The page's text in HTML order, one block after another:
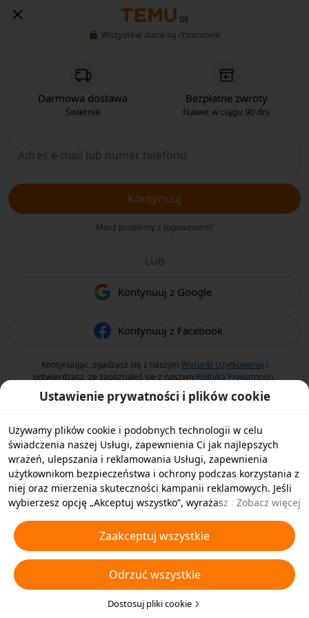
DE
Wszystkie dane są chronione
Darmowa dostawa
Świetnie
Bezpłatne zwroty
Nawet w ciągu 90 dni
Kontynuuj
Masz problemy z logowaniem?
LUB
Kontynuuj z Google
Kontynuuj z Facebook
Kontynuując, zgadzasz się z naszym Warunki Użytkowania i
potwierdzasz, że zapoznałeś się z naszym Polityka Prywatności.
Ustawienie prywatności i plików cookie
Używamy plików cookie i podobnych technologii w celu
świadczenia naszej Usługi, zapewnienia Ci jak najlepszych
wrażeń, ulepszania i reklamowania Usługi, zapewnienia
użytkownikom bezpieczeństwa i ochrony podczas korzystania z
niej oraz mierzenia skuteczności kampanii reklamowych. Jeśli
wybierzesz opcję „Akceptuj wszystko”, wyrażasz zgodę na
oraz podobnych technologii na Twoim urządzeniu w celach
reklamowych. Możesz także wybrać opcję „Odrzucić wszystkie”,
aby odrzucić wszystkie nieistotne pliki cookie lub wybrać typy
plików cookie, które chcesz zaakceptować albo wyłączyć,
klikając opcję „Dostosuj pliki cookie” poniżej lub w dowolnej
chwili w ustawieniach prywatności. Aby uzyskać więcej
Zobacz więcej
Zaakceptuj wszystkie
Odrzuć wszystkie
Dostosuj pliki cookie